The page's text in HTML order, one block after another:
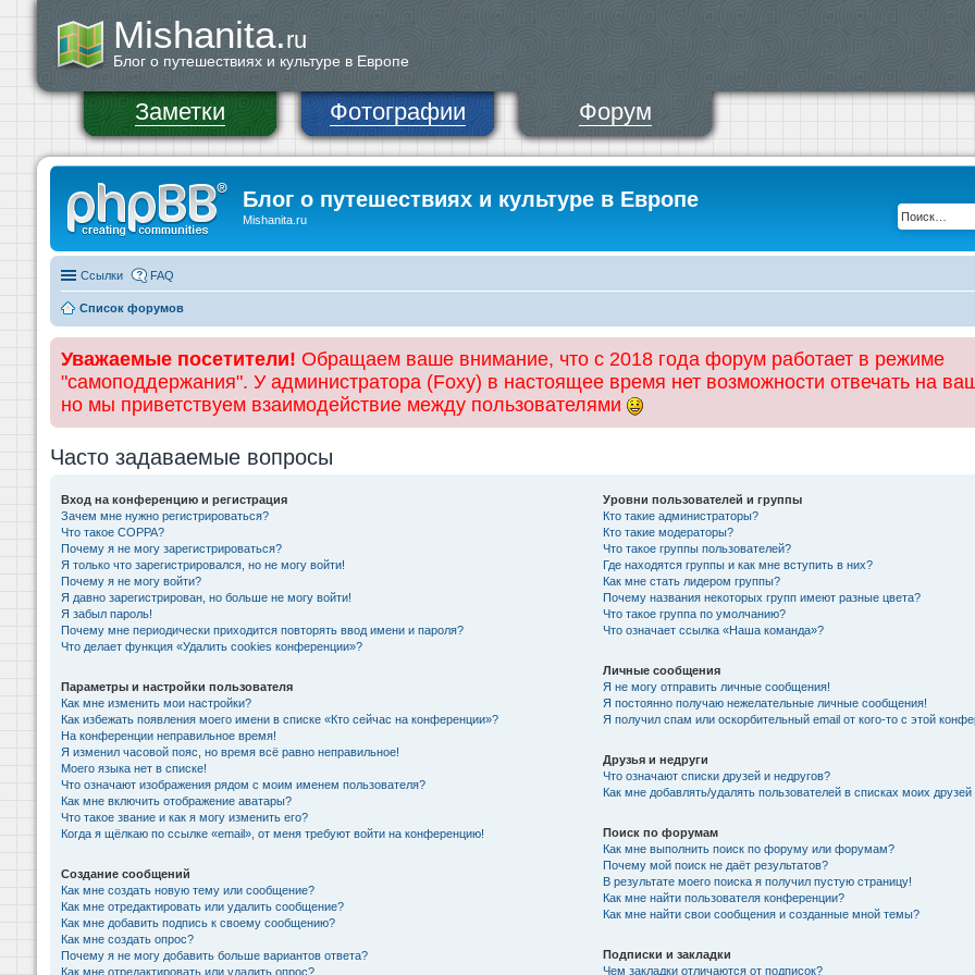
Mishanita.ru
Блог о путешествиях и культуре в Европе
Заметки Фотографии Форум
Блог о путешествиях и культуре в Европе
Mishanita.ru
Ссылки FAQ
Список форумов
Уважаемые посетители! Обращаем ваше внимание, что с 2018 года форум работает в режиме
"самоподдержания". У администратора (Foxy) в настоящее время нет возможности отвечать на
но мы приветствуем взаимодействие между пользователями
Часто задаваемые вопросы
Вход на конференцию и регистрация
Зачем мне нужно регистрироваться?
Что такое COPPA?
Почему я не могу зарегистрироваться?
Я только что зарегистрировался, но не могу войти!
Почему я не могу войти?
Я давно зарегистрирован, но больше не могу войти!
Я забыл пароль!
Почему мне периодически приходится повторять ввод имени и пароля?
Что делает функция «Удалить cookies конференции»?
Параметры и настройки пользователя
Как мне изменить мои настройки?
Как избежать появления моего имени в списке «Кто сейчас на конференции»?
На конференции неправильное время!
Я изменил часовой пояс, но время всё равно неправильное!
Моего языка нет в списке!
Что означают изображения рядом с моим именем пользователя?
Как мне включить отображение аватары?
Что такое звание и как я могу изменить его?
Когда я щёлкаю по ссылке «email», от меня требуют войти на конференцию!
Создание сообщений
Как мне создать новую тему или сообщение?
Как мне отредактировать или удалить сообщение?
Как мне добавить подпись к своему сообщению?
Как мне создать опрос?
Почему я не могу добавить больше вариантов ответа?
Как мне отредактировать или удалить опрос?
Уровни пользователей и группы
Кто такие администраторы?
Кто такие модераторы?
Что такое группы пользователей?
Где находятся группы и как мне вступить в них?
Как мне стать лидером группы?
Почему названия некоторых групп имеют разные цвета?
Что такое группа по умолчанию?
Что означает ссылка «Наша команда»?
Личные сообщения
Я не могу отправить личные сообщения!
Я постоянно получаю нежелательные личные сообщения!
Я получил спам или оскорбительный email от кого-то с этой
Друзья и недруги
Что означают списки друзей и недругов?
Как мне добавлять/удалять пользователей в списках моих друзей
Поиск по форумам
Как мне выполнить поиск по форуму или форумам?
Почему мой поиск не даёт результатов?
В результате моего поиска я получил пустую страницу!
Как мне найти пользователя конференции?
Как мне найти свои сообщения и созданные мной темы?
Подписки и закладки
Чем закладки отличаются от подписок?